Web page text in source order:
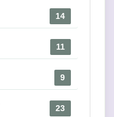
14
11
9
23